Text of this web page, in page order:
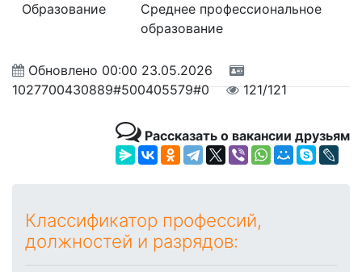
Образование
Среднее профессиональное
образование
Обновлено 00:00 23.05.2026
1027700430889#500405579#0
121/121
Рассказать о вакансии друзьям
Классификатор профессий,
должностей и разрядов: